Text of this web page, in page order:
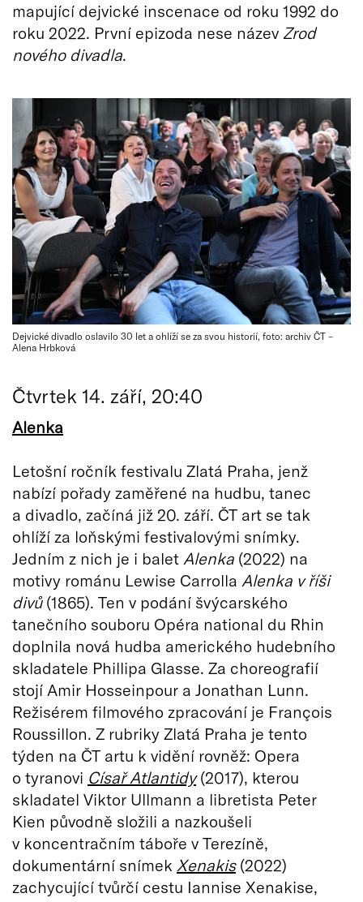
mapující dejvické inscenace od roku 1992 do
roku 2022. První epizoda nese název Zrod
nového divadla.
Dejvické divadlo oslavilo 30 let a ohlíží se za svou historií, foto: archiv ČT –⁠
Alena Hrbková
Čtvrtek 14. září, 20:40
Alenka
Letošní ročník festivalu Zlatá Praha, jenž
nabízí pořady zaměřené na hudbu, tanec
a divadlo, začíná již 20. září. ČT art se tak
ohlíží za loňskými festivalovými snímky.
Jedním z nich je i balet Alenka (2022) na
motivy románu Lewise Carrolla Alenka v říši
divů(1865). Ten v podání švýcarského
tanečního souboru Opéra national du Rhin
doplnila nová hudba amerického hudebního
skladatele Phillipa Glasse. Za choreografií
stojí Amir Hosseinpour a Jonathan Lunn.
Režisérem filmového zpracování je François
Roussillon. Z rubriky Zlatá Praha je tento
týden na ČT artu k vidění rovněž: Opera
o tyranovi Císař Atlantidy (2017), kterou
skladatel Viktor Ullmann a libretista Peter
Kien původně složili a nazkoušeli
v koncentračním táboře v Terezíně,
dokumentární snímek Xenakis(2022)
zachycující tvůrčí cestu Iannise Xenakise,